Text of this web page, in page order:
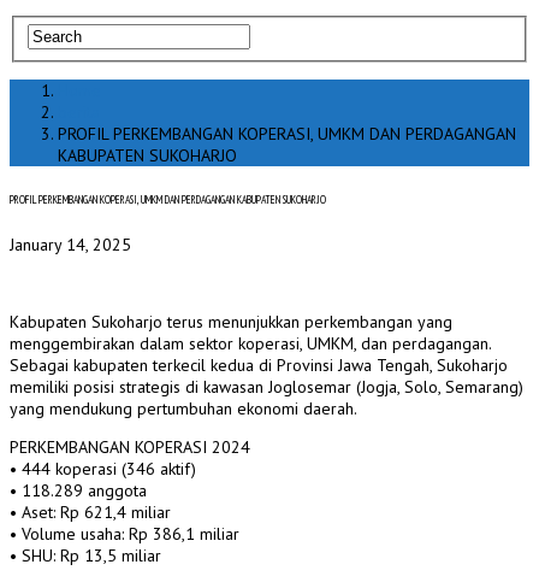
PROFIL PERKEMBANGAN KOPERASI, UMKM DAN PERDAGANGAN
KABUPATEN SUKOHARJO
PROFIL PERKEMBANGAN KOPERASI, UMKM DAN PERDAGANGAN KABUPATEN SUKOHARJO
January 14, 2025
Kabupaten Sukoharjo terus menunjukkan perkembangan yang
menggembirakan dalam sektor koperasi, UMKM, dan perdagangan.
Sebagai kabupaten terkecil kedua di Provinsi Jawa Tengah, Sukoharjo
memiliki posisi strategis di kawasan Joglosemar (Jogja, Solo, Semarang)
yang mendukung pertumbuhan ekonomi daerah.
PERKEMBANGAN KOPERASI 2024
• 444 koperasi (346 aktif)
• 118.289 anggota
• Aset: Rp 621,4 miliar
• Volume usaha: Rp 386,1 miliar
• SHU: Rp 13,5 miliar